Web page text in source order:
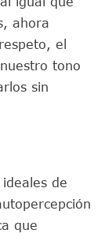
ahora
el
tono
sin
de
que